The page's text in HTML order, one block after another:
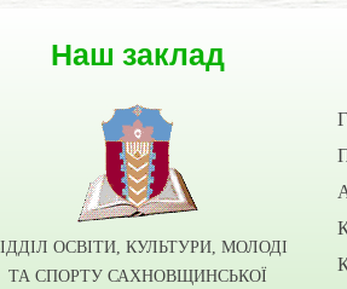
Наш заклад
ОСВІТИ, КУЛЬТУРИ, МОЛОДІ
ТА СПОРТУ САХНОВЩИНСЬКОЇ